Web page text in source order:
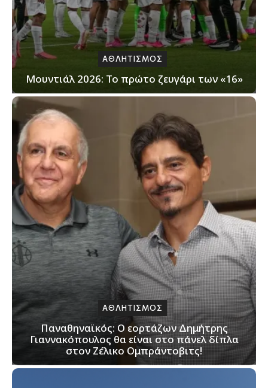
ΑΘΛΗΤΙΣΜΟΣ
Μουντιάλ 2026: Το πρώτο ζευγάρι των «16»
ΑΘΛΗΤΙΣΜΟΣ
Παναθηναϊκός: Ο εορτάζων Δημήτρης
Γιαννακόπουλος θα είναι στο πάνελ δίπλα
στον Ζέλικο Ομπράντοβιτς!